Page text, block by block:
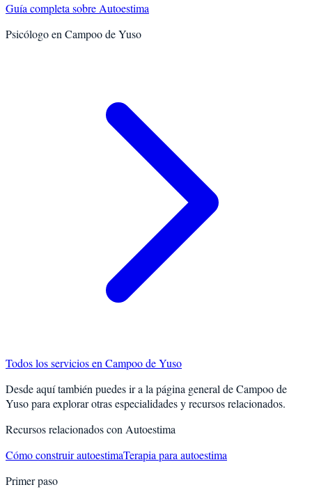
Guía completa sobre Autoestima
Psicólogo en Campoo de Yuso
Todos los servicios en Campoo de Yuso
Desde aquí también puedes ir a la página general deCampoo de
Yusopara explorar otras especialidades y recursos relacionados.
Recursos relacionados con Autoestima
Cómo construir autoestimaTerapia para autoestima
Primer paso